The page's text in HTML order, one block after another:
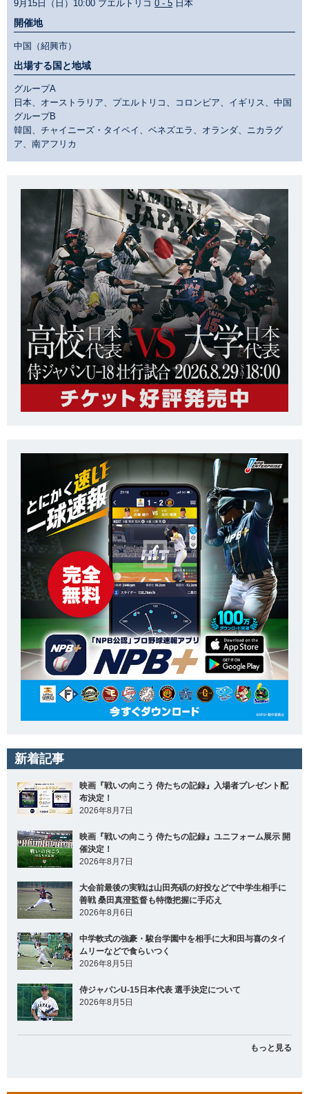
9月15日（日）10:00 プエルトリコ 0 - 5 日本
開催地
中国（紹興市）
出場する国と地域
グループA
日本、オーストラリア、プエルトリコ、コロンビア、イギリス、中国
グループB
韓国、チャイニーズ・タイペイ、ベネズエラ、オランダ、ニカラグ
ア、南アフリカ
新着記事
映画『戦いの向こう 侍たちの記録』入場者プレゼント配
布決定！
2026年8月7日
映画『戦いの向こう 侍たちの記録』ユニフォーム展示 開
催決定！
2026年8月7日
大会前最後の実戦は山田亮碩の好投などで中学生相手に
善戦 桑田真澄監督も特徴把握に手応え
2026年8月6日
中学軟式の強豪・駿台学園中を相手に大和田与喜のタイ
ムリーなどで食らいつく
2026年8月5日
侍ジャパンU-15日本代表 選手決定について
2026年8月5日
もっと見る